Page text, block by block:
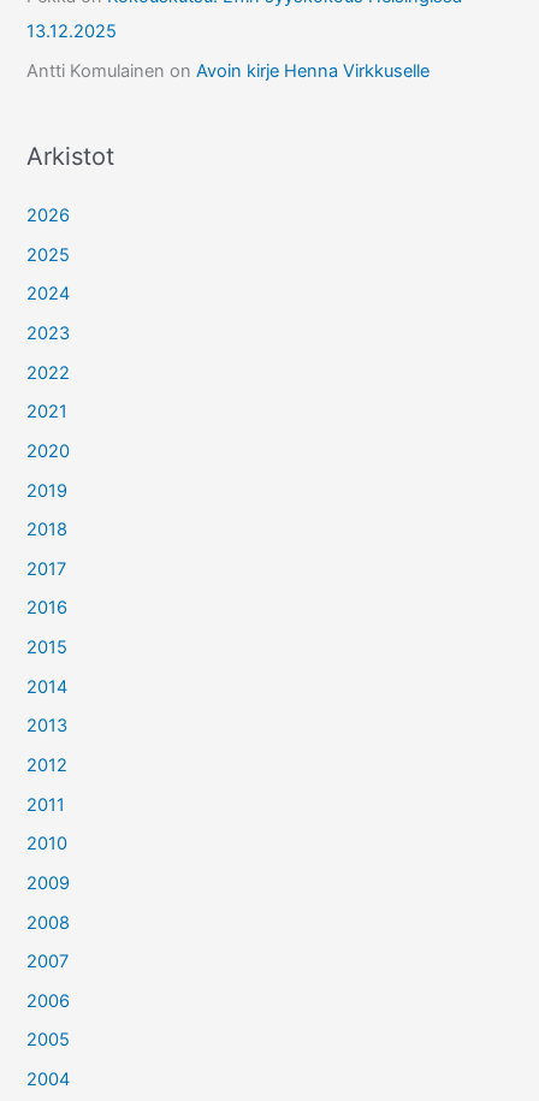
13.12.2025
Antti Komulainen onAvoin kirje Henna Virkkuselle
Arkistot
2026
2025
2024
2023
2022
2021
2020
2019
2018
2017
2016
2015
2014
2013
2012
2011
2010
2009
2008
2007
2006
2005
2004